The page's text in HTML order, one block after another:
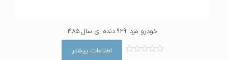
خودرو مزدا 929 دنده ای سال 1985
اطلاعات بیشتر